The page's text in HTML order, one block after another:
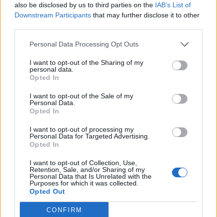
also be disclosed by us to third parties on the IAB’s List of
Downstream Participants that may further disclose it to other
Personal Data Processing Opt Outs
I want to opt-out of the Sharing of my
personal data.
Opted In
I want to opt-out of the Sale of my
Personal Data.
Opted In
I want to opt-out of processing my
Personal Data for Targeted Advertising.
Opted In
I want to opt-out of Collection, Use,
Retention, Sale, and/or Sharing of my
Personal Data that Is Unrelated with the
Purposes for which it was collected.
Opted Out
CONFIRM
00:23
Trump 2.0
20:42
Akko fórum
20:03
EURHUF és minden más
Wizz Air részvényesek topikja
FRISS HÍREK TOVÁBBI HÍREK
pedig az ukránok lövik - Háborús híreink
vasárnap
Kemény feltételek az Egyesült Államoknak: ezt
követeli a közel-keleti ország a Hormuzi-szoros
Tisza-kormány: megnyitják a pénzcsapot,
elindulhat Magyarország a vasútmodernizáció
útján